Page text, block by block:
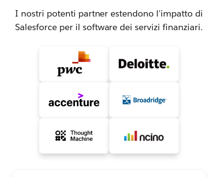
I nostri potenti partner estendono l'impatto di
Salesforce per il software dei servizi finanziari.